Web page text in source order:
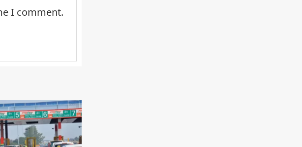
I comment.